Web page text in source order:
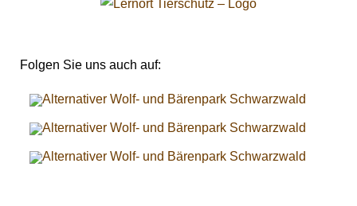
Folgen Sie uns auch auf: